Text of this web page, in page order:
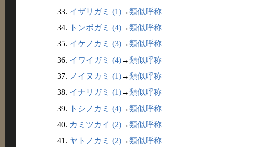
33. イザリガミ (1)→類似呼称
34.
トンボガミ (4)→類似呼称
35. イケノカミ (3)→類似呼称
36. イワイガミ (4)→類似呼称
37. ノイヌカミ (1)→類似呼称
38. イナリガミ (1)→類似呼称
39.
トシノカミ (4)→類似呼称
40. カミツカイ (2)→類似呼称
41. ヤトノカミ (2)→類似呼称